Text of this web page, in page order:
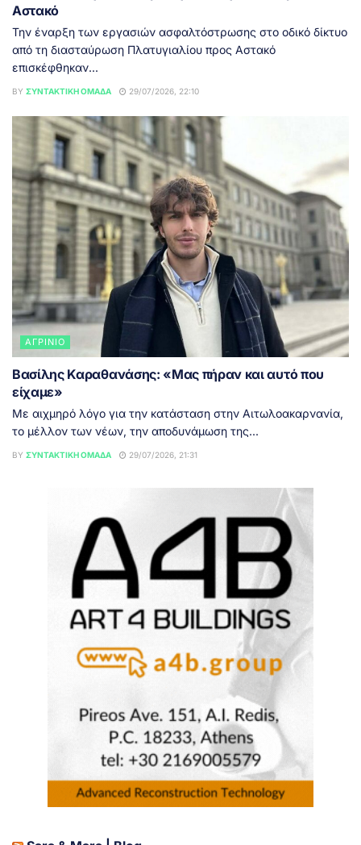
Αστακό
Την έναρξη των εργασιών ασφαλτόστρωσης στο οδικό δίκτυο
από τη διασταύρωση Πλατυγιαλίου προς Αστακό
επισκέφθηκαν...
BY ΣΥΝΤΑΚΤΙΚΉ ΟΜΆΔΑ 29/07/2026, 22:10
ΑΓΡΊΝΙΟ
Βασίλης Καραθανάσης: «Μας πήραν και αυτό που
είχαμε»
Με αιχμηρό λόγο για την κατάσταση στην Αιτωλοακαρνανία,
το μέλλον των νέων, την αποδυνάμωση της...
BY ΣΥΝΤΑΚΤΙΚΉ ΟΜΆΔΑ 29/07/2026, 21:31